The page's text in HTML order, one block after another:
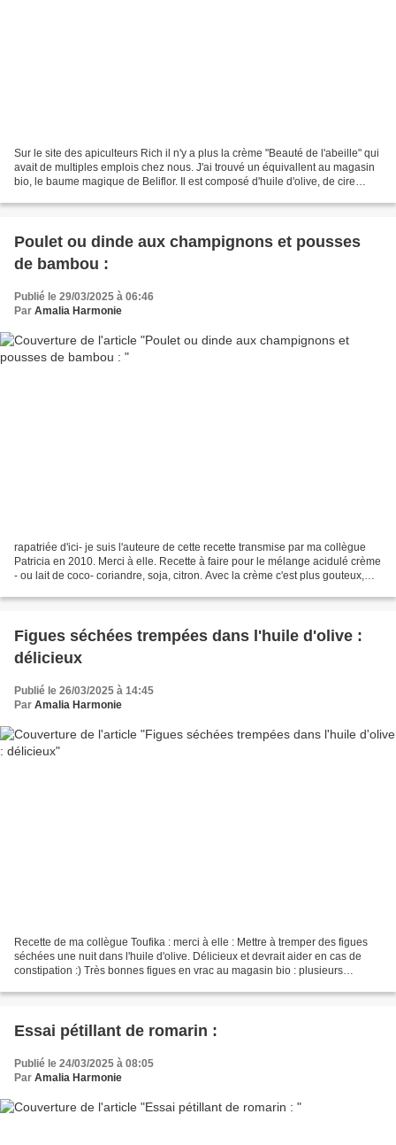
Sur le site des apiculteurs Rich il n'y a plus la crème "Beauté de l'abeille" qui
avait de multiples emplois chez nous. J'ai trouvé un équivallent au magasin
bio, le baume magique de Beliflor. Il est composé d'huile d'olive, de cire
Poulet ou dinde aux champignons et pousses
de bambou :
Publié le 29/03/2025 à 06:46
Par Amalia Harmonie
rapatriée d'ici- je suis l'auteure de cette recette transmise par ma collègue
Patricia en 2010. Merci à elle. Recette à faire pour le mélange acidulé crème
- ou lait de coco- coriandre, soja, citron. Avec la crème c'est plus gouteux,
Figues séchées trempées dans l'huile d'olive :
délicieux
Publié le 26/03/2025 à 14:45
Par Amalia Harmonie
Recette de ma collègue Toufika : merci à elle : Mettre à tremper des figues
séchées une nuit dans l'huile d'olive. Délicieux et devrait aider en cas de
constipation :) Très bonnes figues en vrac au magasin bio : plusieurs
Essai pétillant de romarin :
Publié le 24/03/2025 à 08:05
Par Amalia Harmonie